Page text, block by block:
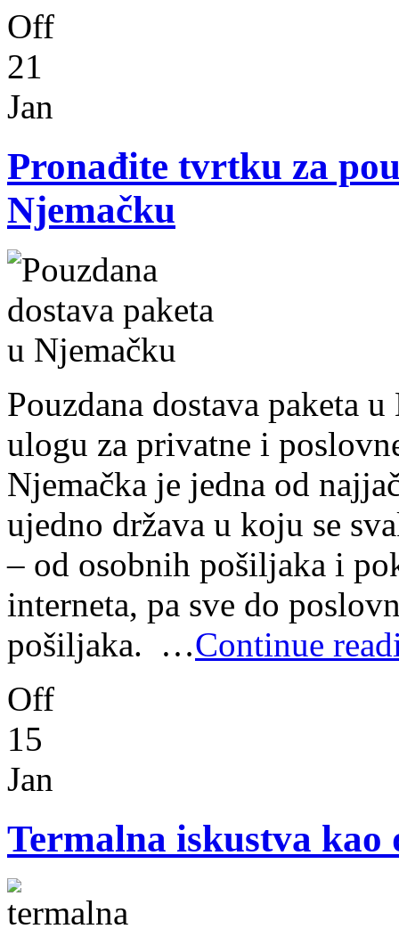
Off
21
Jan
Pronađite tvrtku za
Njemačku
Pouzdana dostava paketa
ulogu za privatne i
Njemačka je jedna od
ujedno država u koju se
– od osobnih pošiljaka i
interneta, pa sve do
pošiljaka. …Continue
Off
15
Jan
Termalna iskustva